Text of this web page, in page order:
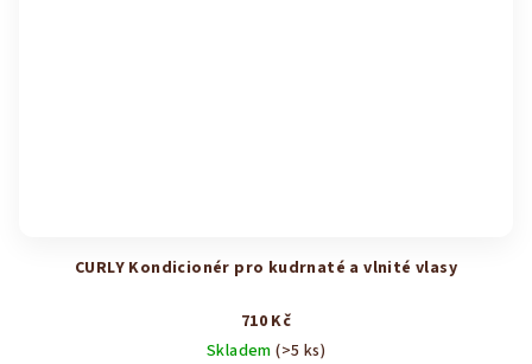
CURLY Kondicionér pro kudrnaté a vlnité vlasy
710 Kč
Skladem(>5 ks)